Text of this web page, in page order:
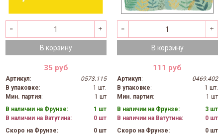
В корзину
35 руб
Артикул:
0573.115
В упаковке:
1 шт.
Мин. партия:
1 шт
В наличии на Фрунзе:
1 шт
В наличии на Ватутина:
0 шт
Скоро на Фрунзе:
0 шт
В корзину
111 руб
Артикул:
0469.402
В упаковке:
1 шт.
Мин. партия:
1 шт
В наличии на Фрунзе:
3 шт
В наличии на Ватутина:
0 шт
Скоро на Фрунзе:
0 шт